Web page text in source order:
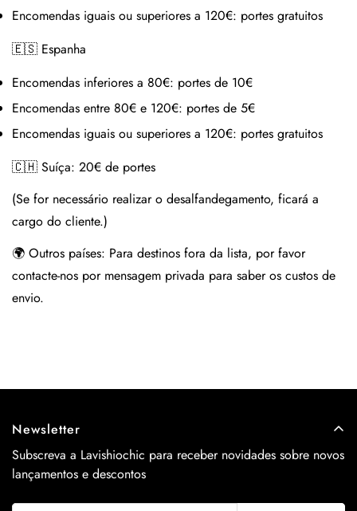
Encomendas iguais ou superiores a 120€: portes gratuitos
🇪🇸 Espanha
Encomendas inferiores a 80€: portes de 10€
Encomendas entre 80€ e 120€: portes de 5€
Encomendas iguais ou superiores a 120€: portes gratuitos
🇨🇭 Suíça: 20€ de portes
(Se for necessário realizar o desalfandegamento, ficará a
cargo do cliente.)
🌍 Outros países: Para destinos fora da lista, por favor
contacte-nos por mensagem privada para saber os custos de
envio.
Newsletter
Subscreva a Lavishiochic para receber novidades sobre novos
lançamentos e descontos